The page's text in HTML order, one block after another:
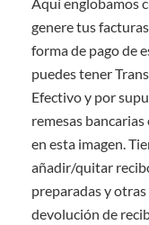
Aquí englobamos
genere tus
forma de pago de
puedes tener
Efectivo y por
remesas
en esta imagen.
añadir/quitar
preparadas y
devolución de